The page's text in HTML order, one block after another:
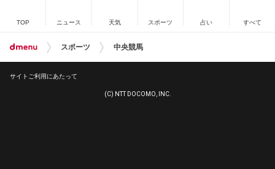
TOP ニュース 天気 スポーツ 占い すべて
スポーツ 中央競馬
サイトご利用にあたって
(C) NTT DOCOMO, INC.